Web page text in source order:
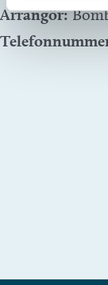
Arrangör: